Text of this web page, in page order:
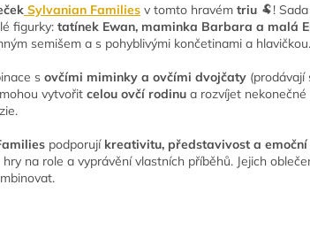
Sylvanian Families v tomto hravém triu 🐏! Sada
figurky: tatínek Ewan, maminka Barbara a malá
semišem a s pohyblivými končetinami a hlavičkou.
s ovčími miminky a ovčími dvojčaty (prodávají
vytvořit celou ovčí rodinu a rozvíjet nekonečné
podporují kreativitu, představivost a emoční
na role a vyprávění vlastních příběhů. Jejich